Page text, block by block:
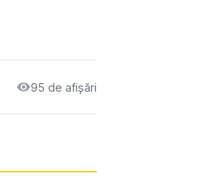
95 de afișări